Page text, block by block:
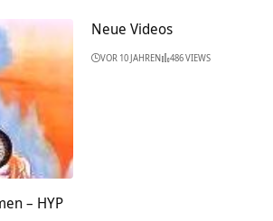
– HYP
Neue Videos
VOR 10 JAHREN 486 VIEWS